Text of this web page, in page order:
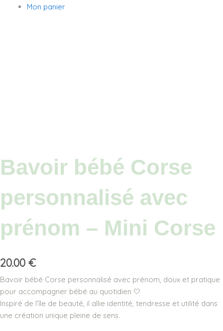
Mon panier
Bavoir bébé Corse
personnalisé avec
prénom – Mini Corse
20.00 €
Bavoir bébé Corse personnalisé avec prénom, doux et pratique
pour accompagner bébé au quotidien 🤍
Inspiré de l’île de beauté, il allie identité, tendresse et utilité dans
une création unique pleine de sens.